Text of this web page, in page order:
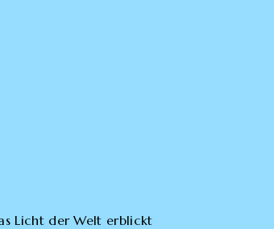
Licht der Welt erblickt